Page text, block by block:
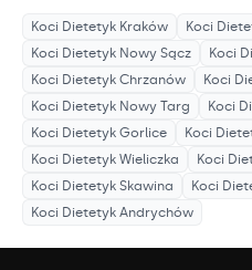
Koci Dietetyk Kraków Koci
Koci Dietetyk Nowy Sącz Koci
Koci Dietetyk Chrzanów Koci
Koci Dietetyk Nowy Targ Koci
Koci Dietetyk Gorlice Koci
Koci Dietetyk Wieliczka Koci
Koci Dietetyk Skawina Koci
Koci Dietetyk Andrychów